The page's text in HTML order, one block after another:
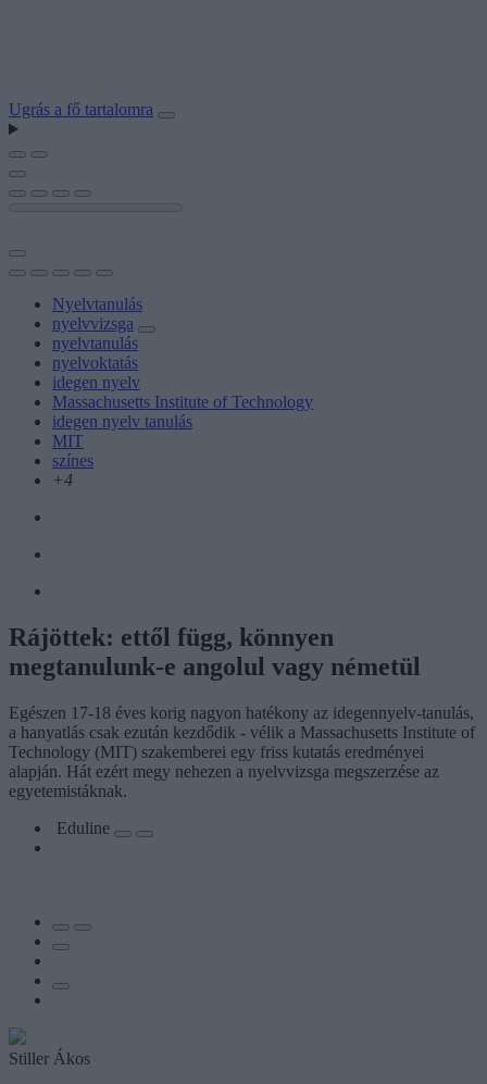
Ugrás a fő tartalomra
Nyelvtanulás
nyelvvizsga
nyelvtanulás
nyelvoktatás
idegen nyelv
Massachusetts Institute of Technology
idegen nyelv tanulás
MIT
színes
+4
Rájöttek: ettől függ, könnyen
megtanulunk-e angolul vagy németül
Egészen 17-18 éves korig nagyon hatékony az idegennyelv-tanulás,
a hanyatlás csak ezután kezdődik - vélik a Massachusetts Institute of
Technology (MIT) szakemberei egy friss kutatás eredményei
alapján. Hát ezért megy nehezen a nyelvvizsga megszerzése az
egyetemistáknak.
Eduline
Stiller Ákos